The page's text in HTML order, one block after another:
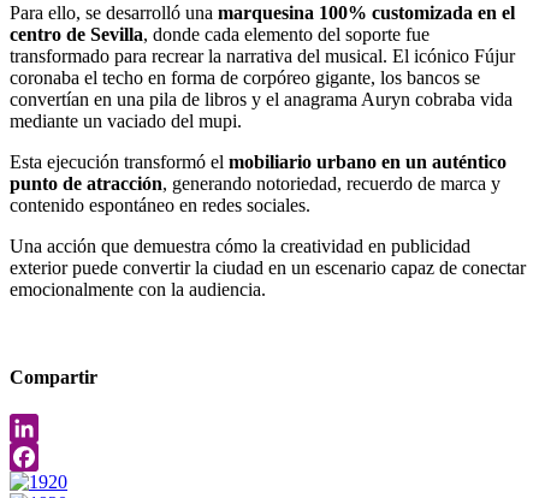
Para ello, se desarrolló una marquesina 100% customizada en el
centro de Sevilla, donde cada elemento del soporte fue
transformado para recrear la narrativa del musical. El icónico Fújur
coronaba el techo en forma de corpóreo gigante, los bancos se
convertían en una pila de libros y el anagrama Auryn cobraba vida
mediante un vaciado del mupi.
Esta ejecución transformó el mobiliario urbano en un auténtico
punto de atracción, generando notoriedad, recuerdo de marca y
contenido espontáneo en redes sociales.
Una acción que demuestra cómo la creatividad en publicidad
exterior puede convertir la ciudad en un escenario capaz de conectar
emocionalmente con la audiencia.
Compartir
LinkedIn
Facebook